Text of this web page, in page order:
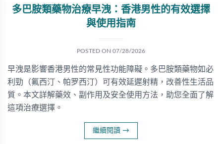
多巴胺類藥物治療早洩：香港男性的有效選擇
與使用指南
POSTED ON 07/28/2026
早洩是影響香港男性的常見性功能障礙。多巴胺類藥物如必
利勁（氟西汀、帕罗西汀）可有效延遲射精，改善性生活品
質。本文詳解藥效、副作用及安全使用方法，助您全面了解
這項治療選擇。
繼續閱讀 →